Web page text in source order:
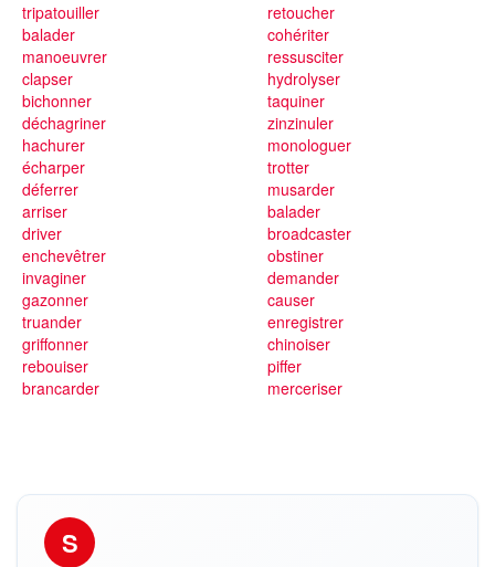
tripatouiller
balader
manoeuvrer
clapser
bichonner
déchagriner
hachurer
écharper
déferrer
retoucher
cohériter
ressusciter
hydrolyser
taquiner
zinzinuler
monologuer
trotter
musarder
arriser
driver
enchevêtrer
invaginer
gazonner
truander
griffonner
rebouiser
brancarder
balader
broadcaster
obstiner
demander
causer
enregistrer
chinoiser
piffer
merceriser
S